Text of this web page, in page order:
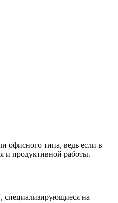
офисного типа, ведь если в
и продуктивной работы.
специализирующиеся на